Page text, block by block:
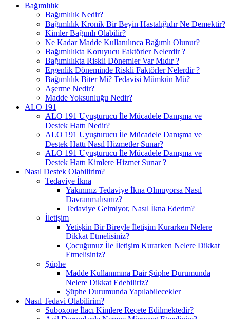
Bağımlılık
Bağımlılık Nedir?
Bağımlılık Kronik Bir Beyin Hastalığıdır Ne Demektir?
Kimler Bağımlı Olabilir?
Ne Kadar Madde Kullanılınca Bağımlı Olunur?
Bağımlılıkta Koruyucu Faktörler Nelerdir ?
Bağımlılıkta Riskli Dönemler Var Mıdır ?
Ergenlik Döneminde Riskli Faktörler Nelerdir ?
Bağımlılık Biter Mi? Tedavisi Mümkün Mü?
Aşerme Nedir?
Madde Yoksunluğu Nedir?
ALO 191
ALO 191 Uyuşturucu İle Mücadele Danışma ve
Destek Hattı Nedir?
ALO 191 Uyuşturucu İle Mücadele Danışma ve
Destek Hattı Nasıl Hizmetler Sunar?
ALO 191 Uyuşturucu İle Mücadele Danışma ve
Destek Hattı Kimlere Hizmet Sunar ?
Nasıl Destek Olabilirim?
Tedaviye İkna
Yakınınız Tedaviye İkna Olmuyorsa Nasıl
Davranmalısınız?
Tedaviye Gelmiyor, Nasıl İkna Ederim?
İletişim
Yetişkin Bir Bireyle İletişim Kurarken Nelere
Dikkat Etmelisiniz?
Çocuğunuz İle İletişim Kurarken Nelere Dikkat
Etmelisiniz?
Şüphe
Madde Kullanımına Dair Şüphe Durumunda
Nelere Dikkat Edebiliriz?
Şüphe Durumunda Yapılabilecekler
Nasıl Tedavi Olabilirim?
Suboxone İlacı Kimlere Reçete Edilmektedir?